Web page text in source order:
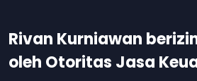
Rivan Kurniawan
oleh Otoritas Jasa